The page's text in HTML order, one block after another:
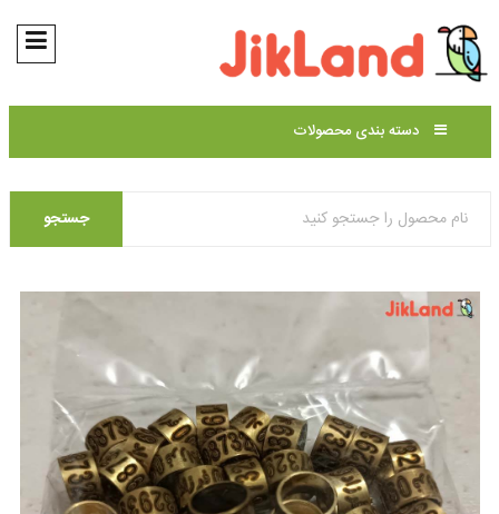
دسته بندی محصولات
جستجو